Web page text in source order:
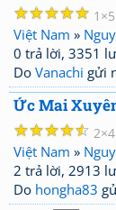
☆
☆
☆
☆
☆ 1
Việt Nam »
0 trả lời, 3351
Do Vanachi gửi
Ức Mai
☆
☆
☆
☆
☆ 2
Việt Nam »
2 trả lời, 2913
Do hongha83